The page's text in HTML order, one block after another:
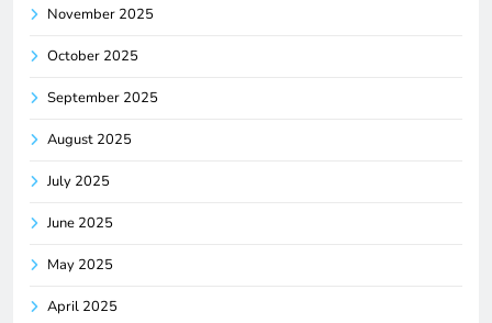
November 2025
October 2025
September 2025
August 2025
July 2025
June 2025
May 2025
April 2025